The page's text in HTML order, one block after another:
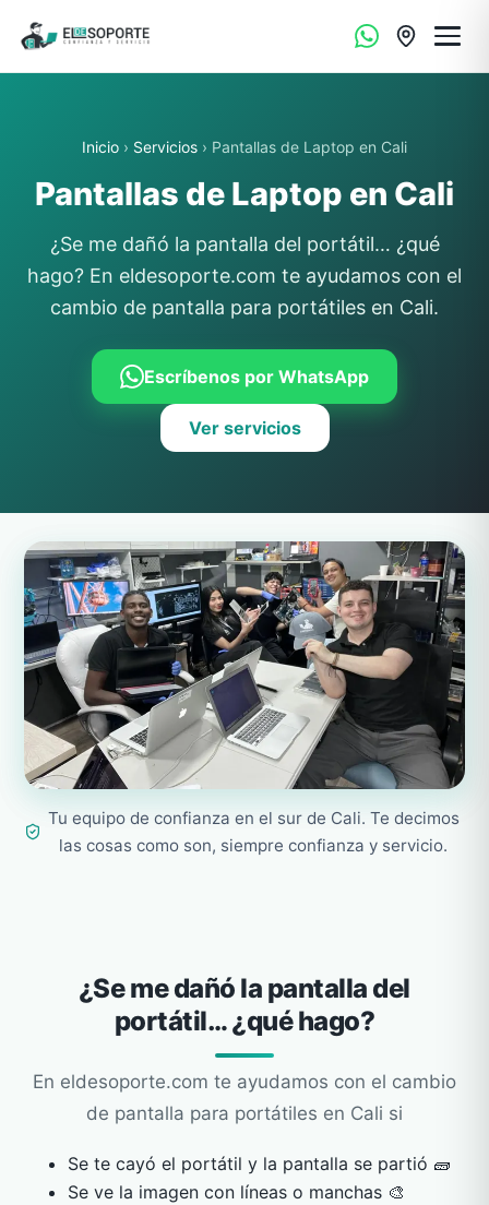
Inicio › Servicios › Pantallas de Laptop en Cali
Pantallas de Laptop en Cali
¿Se me dañó la pantalla del portátil… ¿qué
hago? En eldesoporte.com te ayudamos con el
cambio de pantalla para portátiles en Cali.
Escríbenos por WhatsApp
Ver servicios
Tu equipo de confianza en el sur de Cali. Te decimos
las cosas como son, siempre confianza y servicio.
¿Se me dañó la pantalla del
portátil… ¿qué hago?
En eldesoporte.com te ayudamos con el cambio
de pantalla para portátiles en Cali si
Se te cayó el portátil y la pantalla se partió 🧱
Se ve la imagen con líneas o manchas 🎨